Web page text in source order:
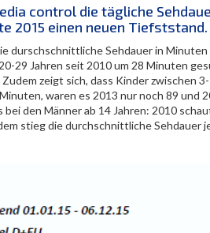
control die tägliche
2015 einen neuen Tiefststand.
durschschnittliche Sehdauer in Minuten
29 Jahren seit 2010 um 28 Minuten
zeigt sich, dass Kinder zwischen
waren es 2013 nur noch 89
bei den Männer ab 14 Jahren: 2010
stieg die durchschnittliche Sehdauer